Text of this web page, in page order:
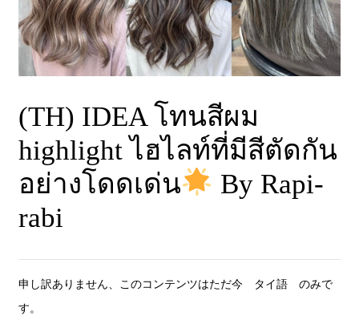
(TH) IDEA โทนสีผม
highlight ไฮไลท์ที่มีสีตัดกัน
อย่างโดดเด่น
By Rapi-
rabi
申し訳ありません、このコンテンツはただ今 タイ語 のみで
す。